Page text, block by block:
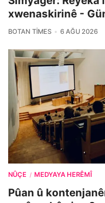
xwenaskirinê -
BOTAN TIMES 6 AĞU 2026
NÛÇE / MEDYAYA HERÊMÎ
Pûan û